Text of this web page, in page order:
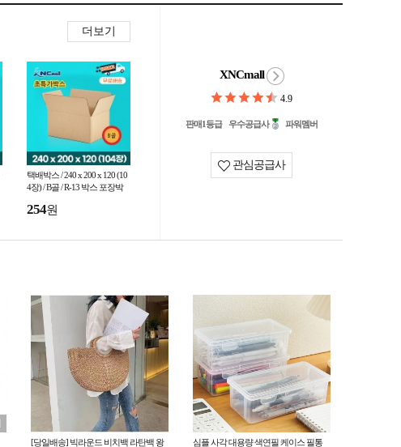
더보기
택배박스 / 240 x 200 x 120 (10
4장) / B골 / R-13 박스 포장박
254원
XNCmall
4.9
판매1등급 우수공급사 파워멤버
관심공급사
[당일배송] 빅라운드 비치백 라탄백 왕
심플 사각 대용량 색연필 케이스 필통